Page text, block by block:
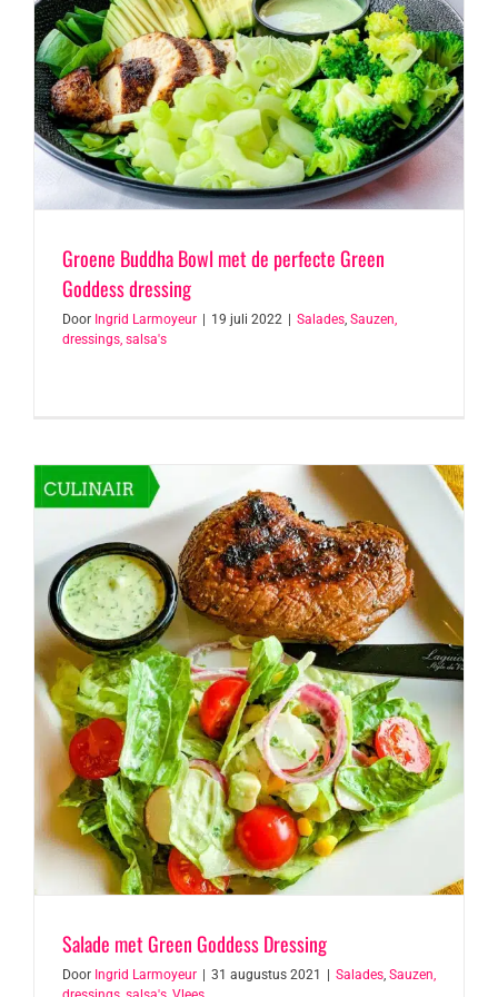
Groene Buddha Bowl met de perfecte Green
Goddess dressing
Door Ingrid Larmoyeur 19 juli 2022 Salades, Sauzen,
dressings, salsa's
Salade met Green Goddess Dressing
Door Ingrid Larmoyeur 31 augustus 2021 Salades, Sauzen,